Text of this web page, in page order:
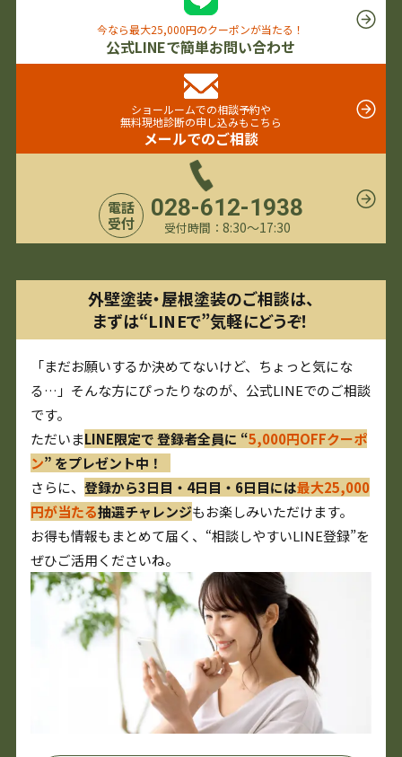
今なら最大25,000円のクーポンが当たる！
公式LINEで簡単お問い合わせ
ショールームでの相談予約や
無料現地診断の申し込みもこちら
メールでのご相談
電話
受付
028-612-1938
受付時間： 8:30〜17:30
外壁塗装・屋根塗装のご相談は、
まずは“LINEで”気軽にどうぞ！
「まだお願いするか決めてないけど、ちょっと気にな
る…」そんな方にぴったりなのが、公式LINEでのご相談
です。
ただいまLINE限定で 登録者全員に “5,000円OFFクーポ
ン” をプレゼント中！
さらに、登録から3日目・4日目・6日目には最大25,000
円が当たる抽選チャレンジもお楽しみいただけます。
お得も情報もまとめて届く、“相談しやすいLINE登録”を
ぜひご活用くださいね。